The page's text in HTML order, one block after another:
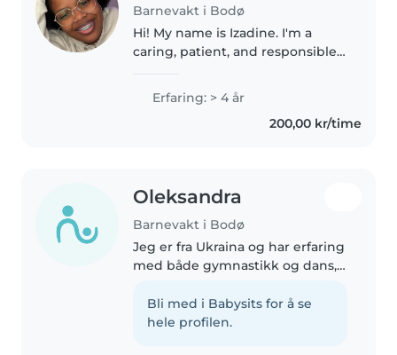
Barnevakt i Bodø
Hi! My name is Izadine. I'm a
caring, patient, and responsible
time with children. I have always
loved helping and supporting
kids, and I'm interested in..
Erfaring: > 4 år
200,00 kr/time
Oleksandra
Barnevakt i Bodø
Jeg er fra Ukraina og har erfaring
med både gymnastikk og dans,
utholdenhet og ansvarsfølelse.
Jeg er kreativ og liker å jobbe
Bli med i Babysits for å se
hele profilen.